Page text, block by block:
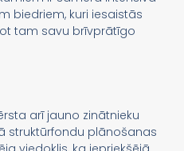
biedriem, kuri iesaistās
tam savu brīvprātīgo
arī jauno zinātnieku
struktūrfondu plānošanas